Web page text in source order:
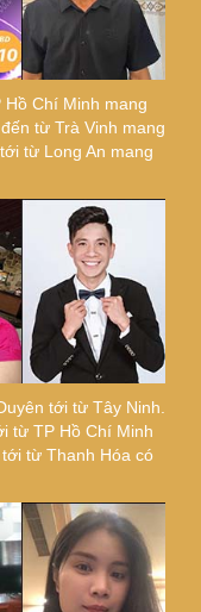
Chí Minh mang
từ Trà Vinh mang
từ Long An mang
tới từ Tây Ninh.
từ TP Hồ Chí Minh
từ Thanh Hóa có